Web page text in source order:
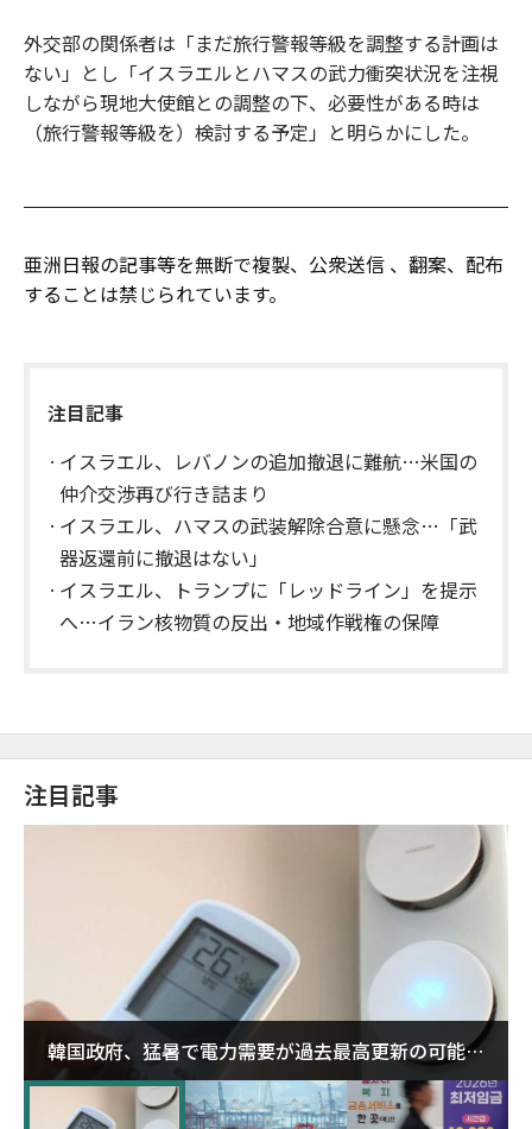
外交部の関係者は「まだ旅行警報等級を調整する計画は
ない」とし「イスラエルとハマスの武力衝突状況を注視
しながら現地大使館との調整の下、必要性がある時は
（旅行警報等級を）検討する予定」と明らかにした。
亜洲日報の記事等を無断で複製、公衆送信 、翻案、配布
することは禁じられています。
注目記事
イスラエル、レバノンの追加撤退に難航…米国の
仲介交渉再び行き詰まり
イスラエル、ハマスの武装解除合意に懸念…「武
器返還前に撤退はない」
イスラエル、トランプに「レッドライン」を提示
へ…イラン核物質の反出・地域作戦権の保障
注目記事
韓国政府、猛暑で電力需要が過去最高更新の可能性
に需給対応体制を点検